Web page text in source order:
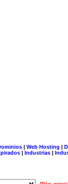
| Web Hosting |
| Industrias |